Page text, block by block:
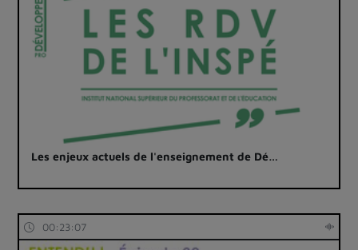
Les enjeux actuels de l'enseignement de Dé…
00:23:07